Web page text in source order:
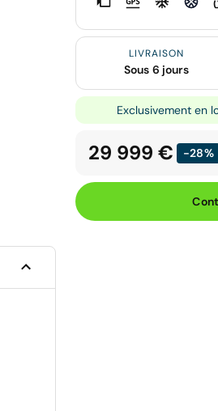
LIVRAISON
Sous 6 jours
Exclusivement en
29 999 € -28%